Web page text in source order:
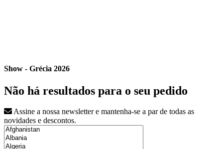
Show - Grécia 2026
Não há resultados para o seu pedido
Assine a nossa newsletter e mantenha-se a par de todas as
novidades e descontos.